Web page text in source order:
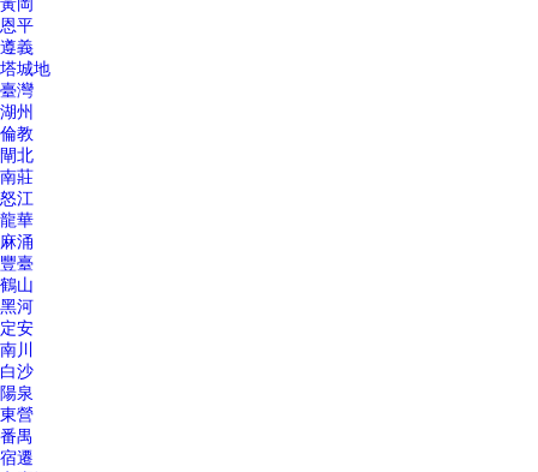
黃岡
恩平
遵義
塔城地
臺灣
湖州
倫教
閘北
南莊
怒江
龍華
麻涌
豐臺
鶴山
黑河
定安
南川
白沙
陽泉
東營
番禺
宿遷